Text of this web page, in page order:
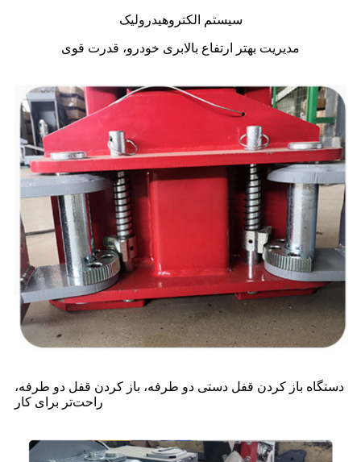
سیستم الکتروهیدرولیک
مدیریت بهتر ارتفاع بالابری خودرو، قدرت قوی
دستگاه باز کردن قفل دستی دو طرفه، باز کردن قفل دو طرفه،
راحت‌تر برای کار